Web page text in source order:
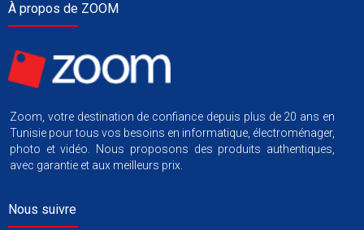
À propos de ZOOM
Zoom, votre destination de confiance depuis plus de 20 ans en
Tunisie pour tous vos besoins en informatique, électroménager,
photo et vidéo. Nous proposons des produits authentiques,
avec garantie et aux meilleurs prix.
Nous suivre